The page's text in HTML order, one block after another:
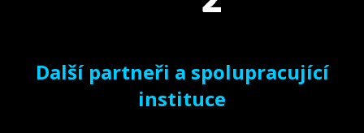
Další partneři a spolupracující
instituce